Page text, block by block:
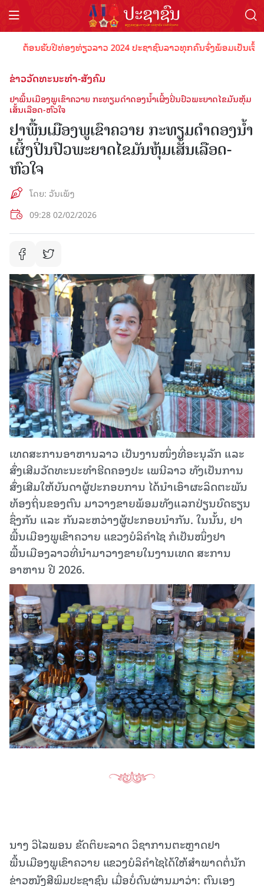
ຕ້ອນຮັບປີທ່ອງທ່ຽວລາວ 2024 ປະຊາຊົນລາວທຸກຄົນຈົ່ງພ້ອມເປັນເຈົ້າ
ຂ່າວວັດທະນະທຳ-ສັງຄົມ
ຢາພື້ນເມືອງພູເຂົາຄວາຍ ກະທຽມດໍາດອງນໍ້າເຜິ້ງປິ່ນປົວພະຍາດໄຂມັນຫຸ້ມ
ເສັ້ນເລືອດ-ຫົວໃຈ
ຢາພື້ນເມືອງພູເຂົາຄວາຍ ກະທຽມດໍາດອງນໍ້າ
ເຜິ້ງປິ່ນປົວພະຍາດໄຂມັນຫຸ້ມເສັ້ນເລືອດ-
ຫົວໃຈ
ໂດຍ: ວັນເພັງ
09:28 02/02/2026
ເທດສະການອາຫານລາວ ເປັນງານໜຶ່ງທີ່ອະນຸລັກ ແລະ
ສົ່ງເສີມວັດທະນະທຳຮີດຄອງປະ ເພນີລາວ ທັງເປັນການ
ສົ່ງເສີມໃຫ້ບັນດາຜູ້ປະກອບການ ໄດ້ນຳເອົາຜະລິດຕະພັນ
ທ້ອງຖິ່ນຂອງຕົນ ມາວາງຂາຍພ້ອມທັງແລກປ່ຽນບົດຮຽນ
ຊຶ່ງກັນ ແລະ ກັນລະຫວ່າງຜູ້ປະກອບນຳກັນ. ໃນນັ້ນ, ຢາ
ພື້ນເມືອງພູເຂົາຄວາຍ ແຂວງບໍລິຄໍາໄຊ ກໍເປັນໜຶ່ງຢາ
ພື້ນເມືອງລາວທີ່ນໍາມາວາງຂາຍໃນງານເທດ ສະການ
ອາຫານ ປີ 2026.
ນາງ ວິໄລພອນ ຂັດຕິຍະລາດ ວິຊາການຕະຫຼາດຢາ
ພື້ນເມືອງພູເຂົາຄວາຍ ແຂວງບໍລິຄໍາໄຊໄດ້ໃຫ້ສໍາພາດຕໍ່ນັກ
ຂ່າວໜັງສືພິມປະຊາຊົນ ເມື່ອບໍ່ດົນຜ່ານມາວ່າ: ຕົນເອງ